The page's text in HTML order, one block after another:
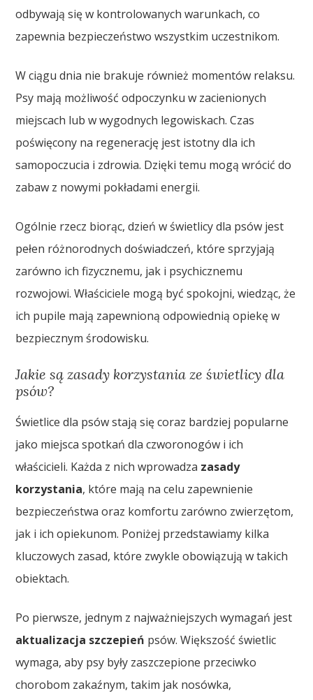
odbywają się w kontrolowanych warunkach, co
zapewnia bezpieczeństwo wszystkim uczestnikom.
W ciągu dnia nie brakuje również momentów relaksu.
Psy mają możliwość odpoczynku w zacienionych
miejscach lub w wygodnych legowiskach. Czas
poświęcony na regenerację jest istotny dla ich
samopoczucia i zdrowia. Dzięki temu mogą wrócić do
zabaw z nowymi pokładami energii.
Ogólnie rzecz biorąc, dzień w świetlicy dla psów jest
pełen różnorodnych doświadczeń, które sprzyjają
zarówno ich fizycznemu, jak i psychicznemu
rozwojowi. Właściciele mogą być spokojni, wiedząc, że
ich pupile mają zapewnioną odpowiednią opiekę w
bezpiecznym środowisku.
Jakie są zasady korzystania ze świetlicy dla
psów?
Świetlice dla psów stają się coraz bardziej popularne
jako miejsca spotkań dla czworonogów i ich
właścicieli. Każda z nich wprowadza zasady
korzystania, które mają na celu zapewnienie
bezpieczeństwa oraz komfortu zarówno zwierzętom,
jak i ich opiekunom. Poniżej przedstawiamy kilka
kluczowych zasad, które zwykle obowiązują w takich
obiektach.
Po pierwsze, jednym z najważniejszych wymagań jest
aktualizacja szczepień psów. Większość świetlic
wymaga, aby psy były zaszczepione przeciwko
chorobom zakaźnym, takim jak nosówka,